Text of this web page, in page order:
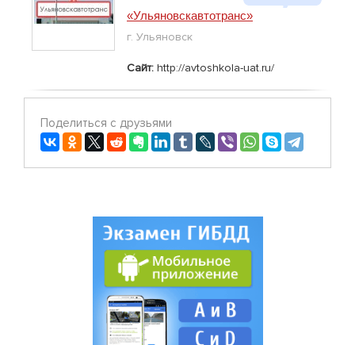
«Ульяновскавтотранс»
г. Ульяновск
Сайт: http://avtoshkola-uat.ru/
Поделиться с друзьями